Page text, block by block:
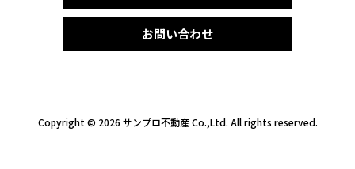
お問い合わせ
Copyright © 2026 サンプロ不動産 Co.,Ltd. All rights reserved.